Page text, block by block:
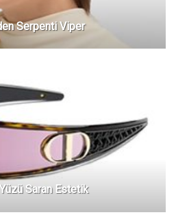
Serpenti Viper
Saran Estetik